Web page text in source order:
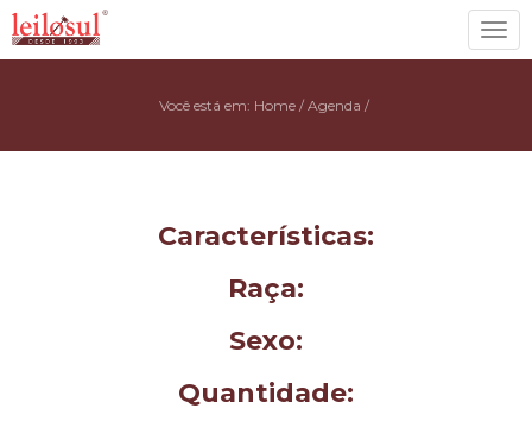
Você está em: Home / Agenda /
Características:
Raça:
Sexo:
Quantidade: